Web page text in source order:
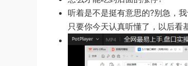
听着是不是挺有意思的?别急，
只要你今天认真听懂了，以后看